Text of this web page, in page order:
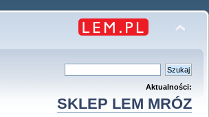
Aktualności:
SKLEP LEM MRÓZ